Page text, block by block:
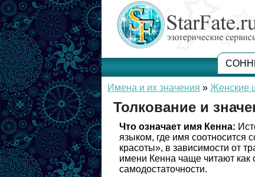
Имена и их значения » Женские
Толкование и
Что означает имя Кенна:
языком, где имя
красоты», в зависимости от
имени Кенна чаще читают как
самодостаточности.